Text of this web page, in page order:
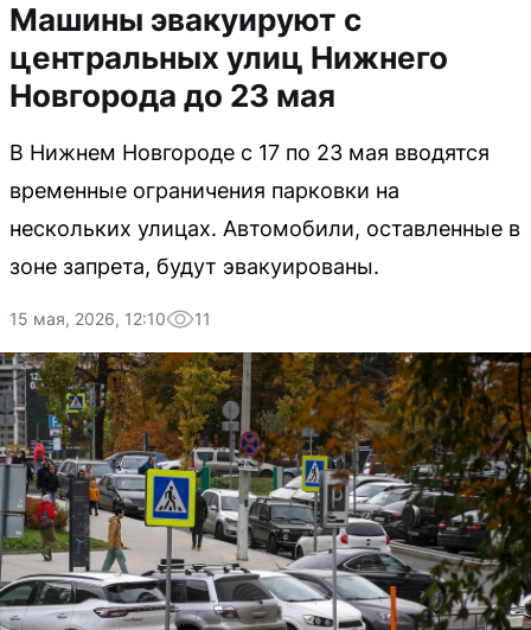
Машины эвакуируют с
центральных улиц Нижнего
Новгорода до 23 мая
В Нижнем Новгороде с 17 по 23 мая вводятся
временные ограничения парковки на
нескольких улицах. Автомобили, оставленные в
зоне запрета, будут эвакуированы.
15 мая, 2026, 12:10 11